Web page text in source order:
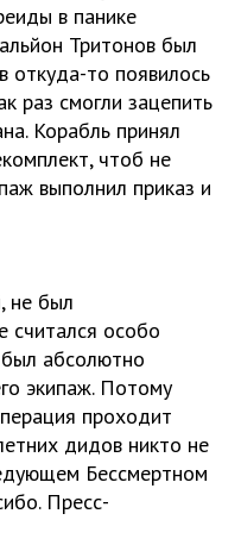
в панике
Тритонов был
откуда-то появилось
раз смогли зацепить
Корабль принял
чтоб не
выполнил приказ и
не был
считался особо
абсолютно
экипаж. Потому
проходит
дидов никто не
Бессмертном
Пресс-